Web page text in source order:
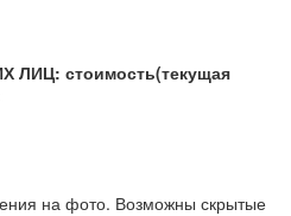
стоимость(текущая
на фото. Возможны скрытые